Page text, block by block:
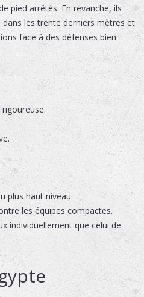
pied arrêtés. En revanche, ils
les trente derniers mètres et
face à des défenses bien
plus haut niveau.
les équipes compactes.
individuellement que celui de